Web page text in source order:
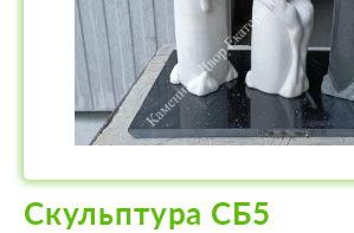
Скульптура СБ5